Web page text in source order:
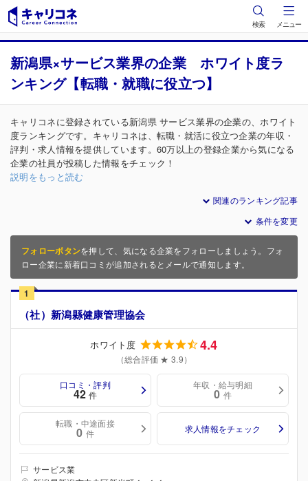
検索 メニュー
新潟県×サービス業界の企業 ホワイト度ラ
ンキング【転職・就職に役立つ】
キャリコネに登録されている新潟県 サービス業界の企業の、ホワイト
度ランキングです。キャリコネは、転職・就活に役立つ企業の年収・
評判・求人情報を提供しています。60万以上の登録企業から気になる
企業の社員が投稿した情報をチェック！
説明をもっと読む
関連のランキング記事
条件を変更
フォローボタンを押して、気になる企業をフォローしましょう。フォ
ロー企業に新着口コミが追加されるとメールで通知します。
1
（社）新潟縣健康管理協会
ホワイト度 4.4
（総合評価 ★ 3.9）
口コミ・評判
42 件
年収・給与明細
0 件
転職・中途面接
0 件 求人情報をチェック
サービス業